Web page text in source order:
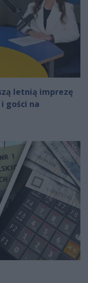
letnią imprezę
gości na